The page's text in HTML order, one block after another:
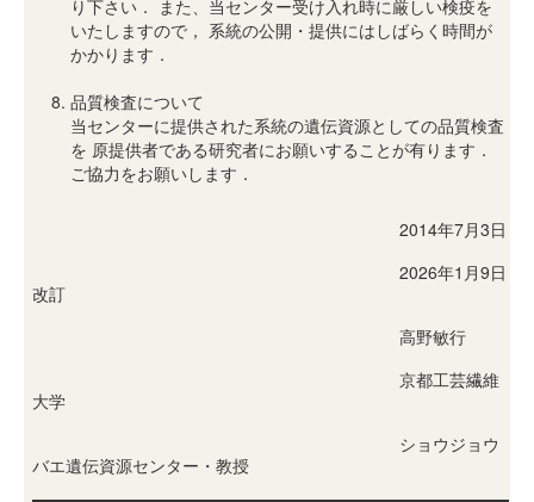
り下さい． また、当センター受け入れ時に厳しい検疫を
いたしますので， 系統の公開・提供にはしばらく時間が
かかります．
品質検査について
当センターに提供された系統の遺伝資源としての品質検査
を 原提供者である研究者にお願いすることが有ります．
ご協力をお願いします．
2014年7月3日
2026年1月9日
改訂
高野敏行
京都工芸繊維
大学
ショウジョウ
バエ遺伝資源センター・教授